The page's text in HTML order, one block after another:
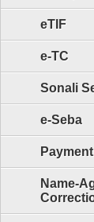
eTIF
e-TC
Sonali
e-Seba
Name-